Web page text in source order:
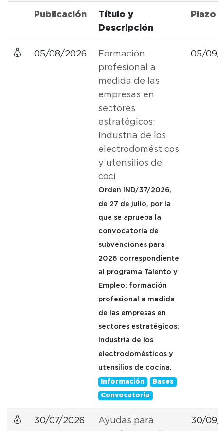
Publicación
Título y
Descripción
Plazo
05/08/2026
Formación
profesional a
medida de las
empresas en
sectores
estratégicos:
Industria de los
electrodomésticos
y utensilios de
coci
Orden IND/37/2026,
de 27 de julio, por la
que se aprueba la
convocatoria de
subvenciones para
2026 correspondiente
al programa Talento y
Empleo: formación
profesional a medida
de las empresas en
sectores estratégicos:
Industria de los
electrodomésticos y
utensilios de cocina.
Información Bases
Convocatoria
05/
30/07/2026
Ayudas para
30/